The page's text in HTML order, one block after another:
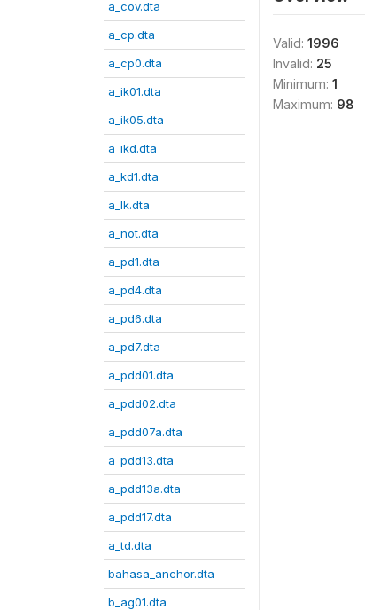
a_cov.dta
a_cp.dta
a_cp0.dta
a_ik01.dta
a_ik05.dta
a_ikd.dta
a_kd1.dta
a_lk.dta
a_not.dta
a_pd1.dta
a_pd4.dta
a_pd6.dta
a_pd7.dta
a_pdd01.dta
a_pdd02.dta
a_pdd07a.dta
a_pdd13.dta
a_pdd13a.dta
a_pdd17.dta
a_td.dta
bahasa_anchor.dta
b_ag01.dta
Valid: 1996
Invalid: 25
Minimum: 1
Maximum: 98